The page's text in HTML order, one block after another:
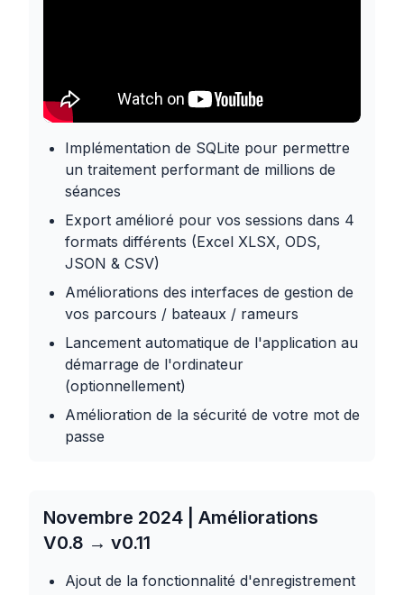
Implémentation de SQLite pour permettre
un traitement performant de millions de
séances
Export amélioré pour vos sessions dans 4
formats différents (Excel XLSX, ODS,
JSON & CSV)
Améliorations des interfaces de gestion de
vos parcours / bateaux / rameurs
Lancement automatique de l'application au
démarrage de l'ordinateur
(optionnellement)
Amélioration de la sécurité de votre mot de
passe
Novembre 2024 | Améliorations
V0.8 → v0.11
Ajout de la fonctionnalité d'enregistrement